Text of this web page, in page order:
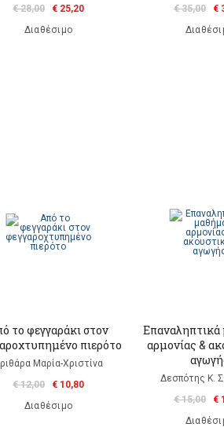
€ 28,00
€ 25,20
Διαθέσιμο
€ 35,00
€
το φεγγαράκι στον
πιερότο
Μαρία-Χριστίνα
€ 12,00
€ 10,80
Διαθέσιμο
αρμονίας &
Δεσπότης Κ.
€ 15,00
€